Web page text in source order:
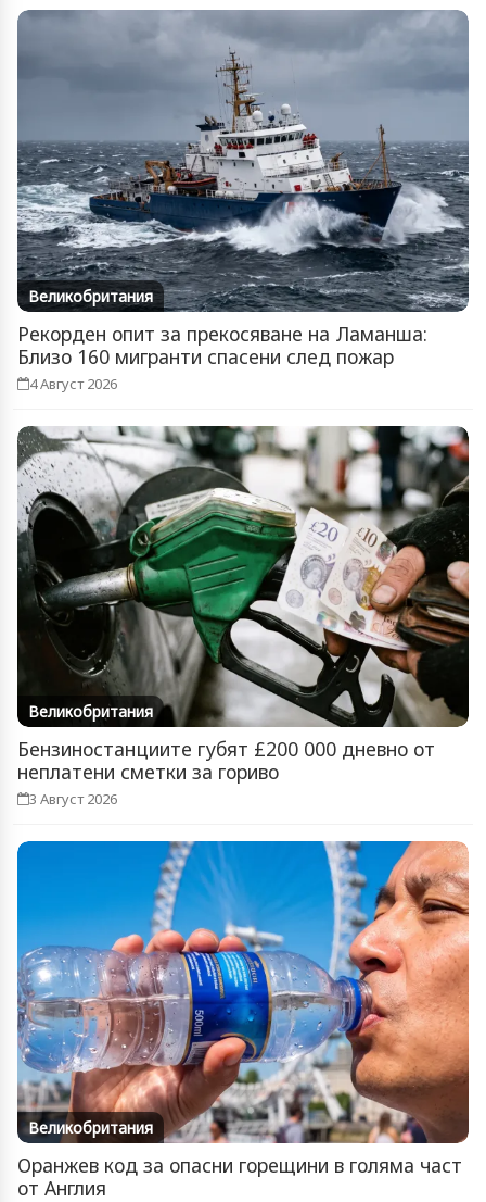
Великобритания
Рекорден опит за прекосяване на Ламанша:
Близо 160 мигранти спасени след пожар
4 Август 2026
Великобритания
Бензиностанциите губят £200 000 дневно от
неплатени сметки за гориво
3 Август 2026
Великобритания
Оранжев код за опасни горещини в голяма част
от Англия